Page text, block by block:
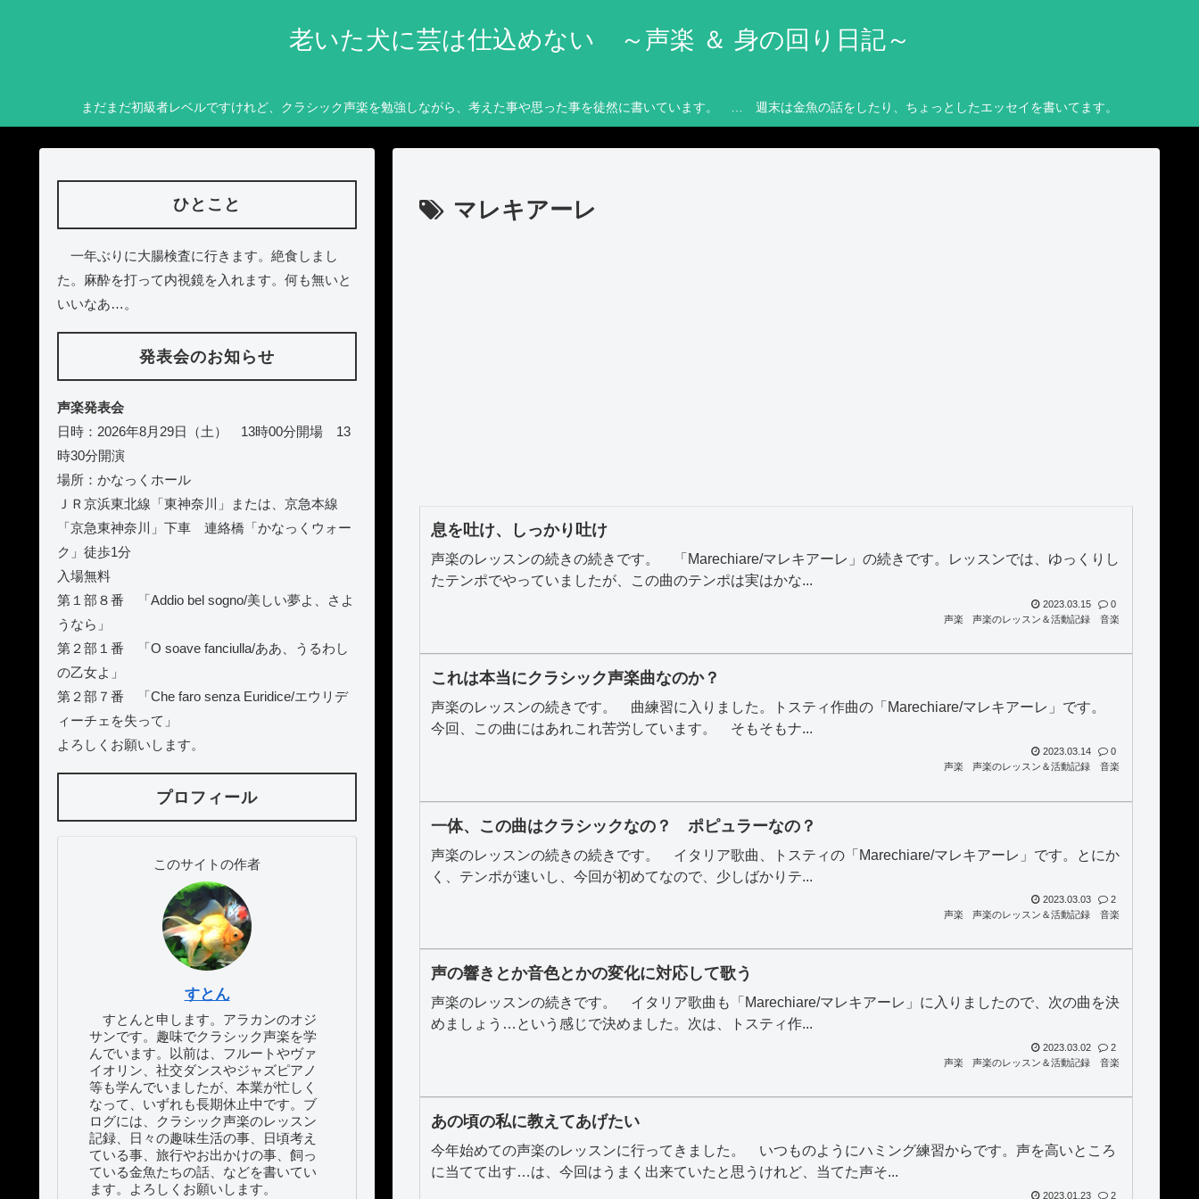
老いた犬に芸は仕込めない ～声楽 ＆ 身の回り日記～
まだまだ初級者レベルですけれど、クラシック声楽を勉強しながら、考えた事や思った事を徒然に書いています。 … 週末は金魚の話をしたり、ちょっとしたエッセイを書いてます。
マレキアーレ
息を吐け、しっかり吐け
声楽のレッスンの続きの続きです。 「Marechiare/マレキアーレ」の続きです。レッスンでは、ゆっくりし
たテンポでやっていましたが、この曲のテンポは実はかな...
2023.03.15
0
声楽
声楽のレッスン＆活動記録 音楽
これは本当にクラシック声楽曲なのか？
声楽のレッスンの続きです。 曲練習に入りました。トスティ作曲の「Marechiare/マレキアーレ」です。
今回、この曲にはあれこれ苦労しています。 そもそもナ...
2023.03.14
0
声楽
声楽のレッスン＆活動記録 音楽
一体、この曲はクラシックなの？ ポピュラーなの？
声楽のレッスンの続きの続きです。 イタリア歌曲、トスティの「Marechiare/マレキアーレ」です。とにか
く、テンポが速いし、今回が初めてなので、少しばかりテ...
2023.03.03
2
声楽
声楽のレッスン＆活動記録 音楽
声の響きとか音色とかの変化に対応して歌う
声楽のレッスンの続きです。 イタリア歌曲も「Marechiare/マレキアーレ」に入りましたので、次の曲を決
めましょう…という感じで決めました。次は、トスティ作...
2023.03.02
2
声楽
声楽のレッスン＆活動記録 音楽
あの頃の私に教えてあげたい
今年始めての声楽のレッスンに行ってきました。 いつものようにハミング練習からです。声を高いところ
に当てて出す…は、今回はうまく出来ていたと思うけれど、当てた声そ...
2023.01.23
2
ひとこと
一年ぶりに大腸検査に行きます。絶食しまし
た。麻酔を打って内視鏡を入れます。何も無いと
いいなあ…。
発表会のお知らせ
声楽発表会
日時：2026年8月29日（土） 13時00分開場 13
時30分開演
場所：かなっくホール
ＪＲ京浜東北線「東神奈川」または、京急本線
「京急東神奈川」下車 連絡橋「かなっくウォー
ク」徒歩1分
入場無料
第１部８番 「Addio bel sogno/美しい夢よ、さよ
うなら」
第２部１番 「O soave fanciulla/ああ、うるわし
の乙女よ」
第２部７番 「Che faro senza Euridice/エウリデ
ィーチェを失って」
よろしくお願いします。
プロフィール
このサイトの作者
すとん
すとんと申します。アラカンのオジ
サンです。趣味でクラシック声楽を学
んでいます。以前は、フルートやヴァ
イオリン、社交ダンスやジャズピアノ
等も学んでいましたが、本業が忙しく
なって、いずれも長期休止中です。ブ
ログには、クラシック声楽のレッスン
記録、日々の趣味生活の事、日頃考え
ている事、旅行やお出かけの事、飼っ
ている金魚たちの話、などを書いてい
ます。よろしくお願いします。